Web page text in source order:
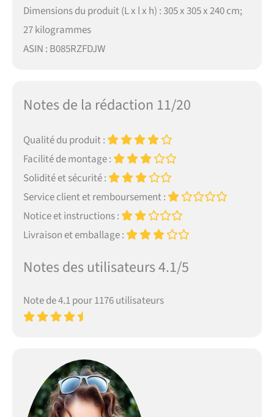
Dimensions du produit (L x l x h) : 305 x 305 x 240 cm;
27 kilogrammes
ASIN : B085RZFDJW
Notes de la rédaction 11/20
Qualité du produit :
Facilité de montage :
Solidité et sécurité :
Service client et remboursement :
Notice et instructions :
Livraison et emballage :
Notes des utilisateurs 4.1/5
Note de 4.1 pour 1176 utilisateurs